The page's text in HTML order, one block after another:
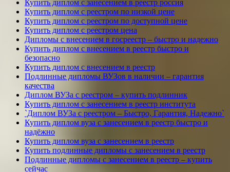
Купить диплом с занесением в реестр россия
Купить диплом с реестром по низкой цене
Купить диплом с реестром по доступной цене
Купить диплом с реестром цена
Дипломы с внесением в госреестр – быстро и надежно
Купить диплом с внесением в реестр быстро и
безопасно
Купить диплом с внесением в реестр
Подлинные дипломы ВУЗов в наличии – гарантия
качества
Диплом ВУЗа с реестром – купить подлинник
Купить диплом с занесением в реестр института
`Диплом ВУЗа с реестром – Быстро, Гарантия, Надежно`
Купить диплом вуза с занесением в реестр быстро и
надёжно
Купить диплом вуза с занесением в реестр
Купить подлинные дипломы с занесением в реестр
Подлинные дипломы с занесением в реестр – купить
сейчас